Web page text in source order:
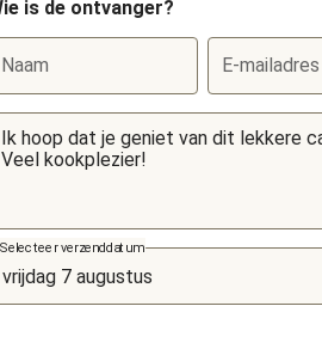
is de ontvanger?
Naam E-mailadres
Selecteer verzenddatum